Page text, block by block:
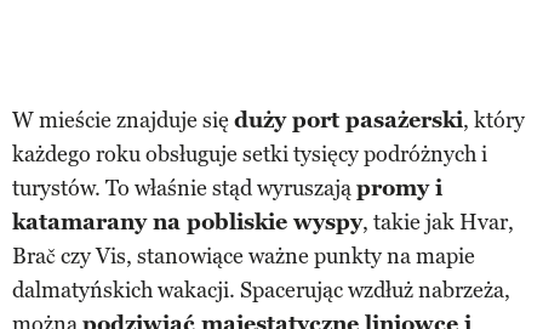
W mieście znajduje się duży port pasażerski, który
każdego roku obsługuje setki tysięcy podróżnych i
turystów. To właśnie stąd wyruszająpromy i
katamarany na pobliskie wyspy, takie jak Hvar,
Brač czy Vis, stanowiące ważne punkty na mapie
dalmatyńskich wakacji. Spacerując wzdłuż nabrzeża,